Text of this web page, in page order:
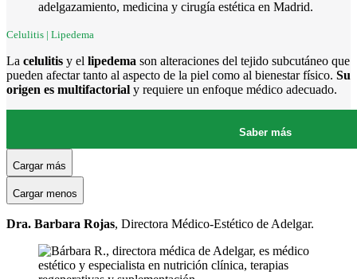
Celulitis | Lipedema
La celulitis y el lipedema son alteraciones del tejido subcutáneo que
pueden afectar tanto al aspecto de la piel como al bienestar físico. Su
origen es multifactorial y requiere un enfoque médico adecuado.
Saber más
Cargar más
Cargar menos
Dra. Barbara Rojas, Directora Médico-Estético de Adelgar.